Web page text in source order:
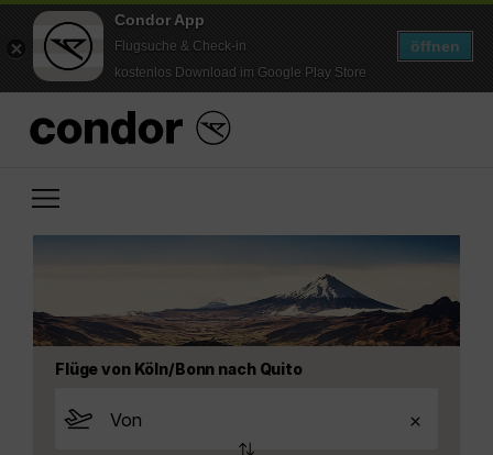
Condor App
Flugsuche & Check-in
kostenlos Download im Google Play Store
öffnen
Flüge von Köln/Bonn nach Quito